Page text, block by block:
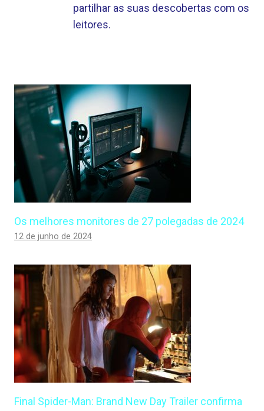
partilhar as suas descobertas com os
leitores.
Os melhores monitores de 27 polegadas de 2024
12 de junho de 2024
Final Spider-Man: Brand New Day Trailer confirma